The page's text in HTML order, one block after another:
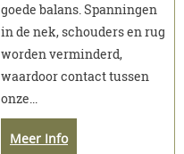
goede balans. Spanningen
in de nek, schouders en rug
worden verminderd,
waardoor contact tussen
onze...
Meer Info